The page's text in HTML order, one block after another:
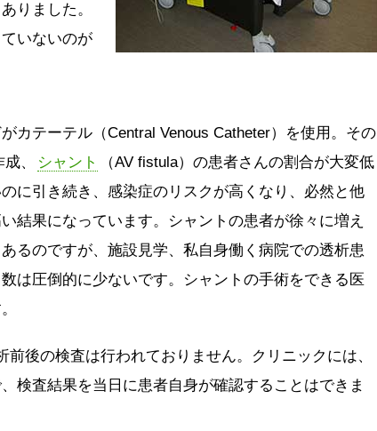
りました。
いないのが
カテーテル（Central Venous Catheter）を使用。その
、
シャント
（AV fistula）の患者さんの割合が大変低
に引き続き、感染症のリスクが高くなり、必然と他
結果になっています。シャントの患者が徐々に増え
るのですが、施設見学、私自身働く病院での透析患
は圧倒的に少ないです。シャントの手術をできる医
前後の検査は行われておりません。クリニックには、
検査結果を当日に患者自身が確認することはできま